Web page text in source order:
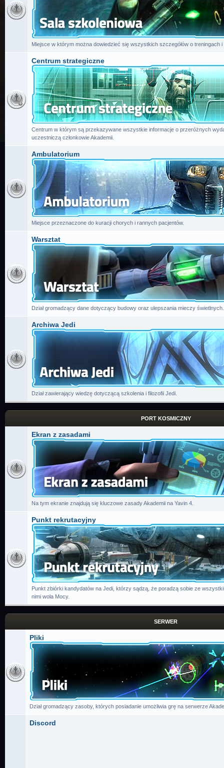
Miejsce w którym można dowiedzieć się wszystkich szczegółów o treningach
Centrum strategiczne
Centrum w którym są przekazywane wszystkie informacje o przeróżnych
uczestniczą członkowie Akademii.
Ambulatorium
Miejsce przeznaczone do kuracji chorych i rannych pacjentów.
Warsztat
Dział gromadzący dane dotyczący budowy oraz ulepszania mieczy świetlnych.
Archiwa Jedi
Dział zawierający wiedzę dotyczącą szkolenia i filozofii Jedi.
PORT KOSMICZNY
Ekran z zasadami
Na tym ekranie znajdują się kluczowe zasady Akademii na Yavin 4.
Punkt rekrutacyjny
Punkt zbiórki kandydatów na Jedi, którzy sądzą, że poradzą sobie ze
nimi wola Mocy.
SERWER
Pliki
Dział gromadzący zasoby, których posiadanie umożliwia grę na serwerze
Discord